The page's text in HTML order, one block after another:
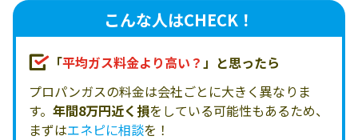
こんな人はCHECK！
「平均ガス料金より高い？」と思ったら
プロパンガスの料金は会社ごとに大きく異なりま
す。 年間8万円近く損をしている可能性もあるため、
まずはエネピに相談を！